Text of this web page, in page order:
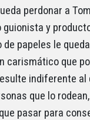
perdonar a
y
papeles le
carismático que
indiferente al
que lo
pasar para